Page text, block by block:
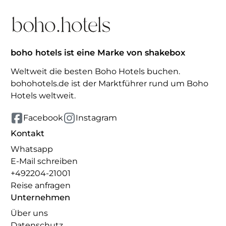
boho hotels ist eine Marke von shakebox
Weltweit die besten Boho Hotels buchen.
bohohotels.de ist der Marktführer rund um Boho
Hotels weltweit.
Facebook Instagram
Kontakt
Whatsapp
E-Mail schreiben
+492204-21001
Reise anfragen
Unternehmen
Über uns